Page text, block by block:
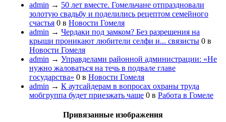
admin → 50 лет вместе. Гомельчане отпраздновали
золотую свадьбу и поделились рецептом семейного
счастья 0 в Новости Гомеля
admin → Чердаки под замком? Без разрешения на
крыши проникают любители селфи и... связисты 0 в
Новости Гомеля
admin → Управделами районной администрации: «Не
нужно жаловаться на течь в подвале главе
государства» 0 в Новости Гомеля
admin → К аутсайдерам в вопросах охраны труда
мобгруппа будет приезжать чаще 0 в Работа в Гомеле
Привязанные изображения